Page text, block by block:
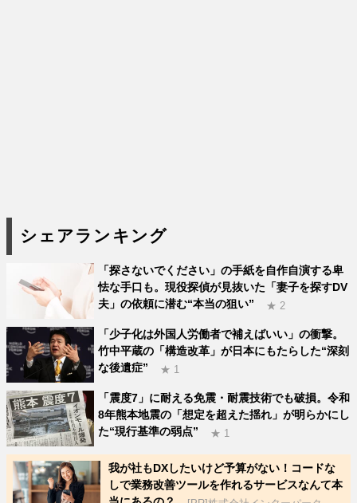
シェアランキング
「探さないでください」の手紙を自作自演する卑
怯な手口も。現役探偵が見抜いた「妻子を探すDV
夫」の依頼に潜む“本当の狙い”
★ 2
「少子化は外国人労働者で補えばいい」の衝撃。
竹中平蔵の「構造改革」が日本にもたらした“深刻
な後遺症”
★ 1
「震度7」に耐える免震・耐震技術でも破損。令和
8年熊本地震の「想定を超えた揺れ」が明らかにし
た“現行基準の弱点”
★ 1
我が社もDXしたいけど予算がない！コードな
しで業務改善ツールを作れるサービスなんて本